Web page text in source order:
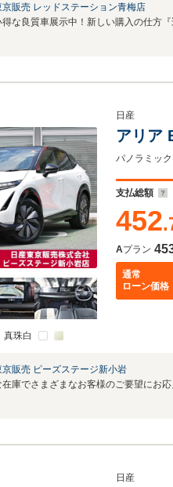
京販売 レッドステーション青梅店
真珠白
日産
アリア
支払総額
452
Aプラン
通常
ローン価格
京販売 ピーズステージ新小岩
日産